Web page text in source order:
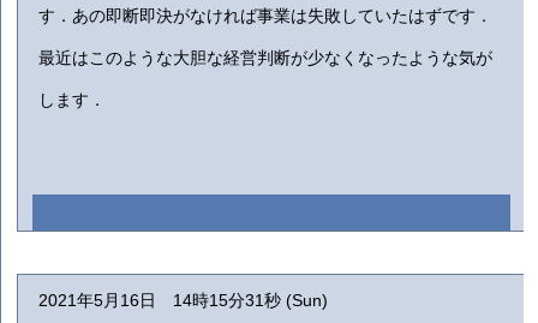
す．あの即断即決がなければ事業は失敗していたはずです．
最近はこのような大胆な経営判断が少なくなったような気が
します．
2021年5月16日 14時15分31秒 (Sun)